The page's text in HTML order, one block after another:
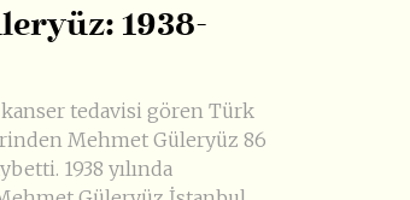
1938-
tedavisi gören Türk
Mehmet Güleryüz 86
1938 yılında